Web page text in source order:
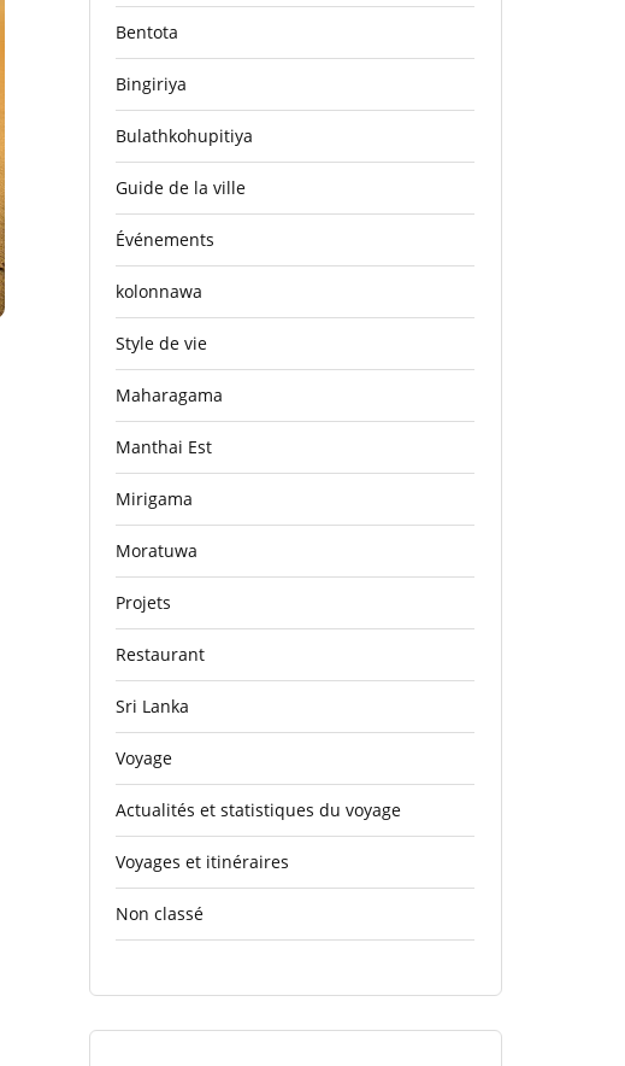
Bentota
Bingiriya
Bulathkohupitiya
Guide de la ville
Événements
kolonnawa
Style de vie
Maharagama
Manthai Est
Mirigama
Moratuwa
Projets
Restaurant
Sri Lanka
Voyage
Actualités et statistiques du voyage
Voyages et itinéraires
Non classé